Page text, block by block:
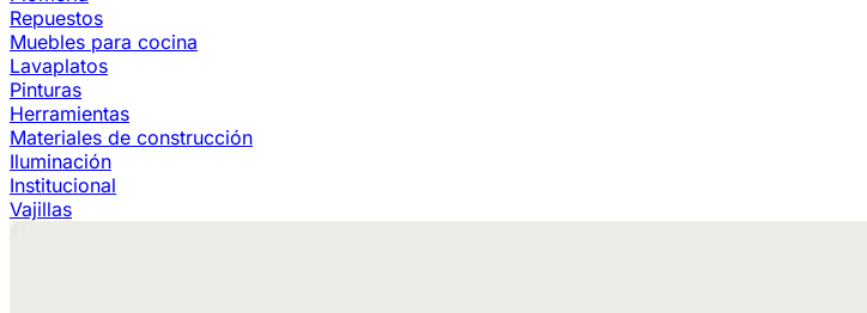
Repuestos
Muebles para cocina
Lavaplatos
Pinturas
Herramientas
Materiales de construcción
Iluminación
Institucional
Vajillas